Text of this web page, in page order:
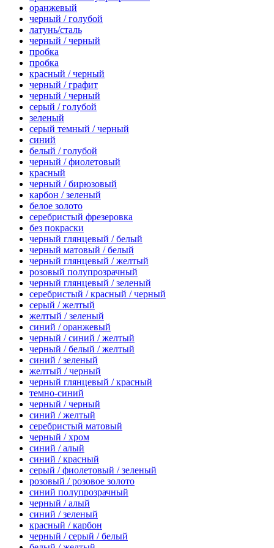
оранжевый
черный / голубой
латунь/сталь
черный / черный
пробка
пробка
красный / черный
черный / графит
черный / черный
серый / голубой
зеленый
серый темный / черный
синий
белый / голубой
черный / фиолетовый
красный
черный / бирюзовый
карбон / зеленый
белое золото
серебристый фрезеровка
без покраски
черный глянцевый / белый
черный матовый / белый
черный глянцевый / желтый
розовый полупрозрачный
черный глянцевый / зеленый
серебристый / красный / черный
серый / желтый
желтый / зеленый
синий / оранжевый
черный / синий / желтый
черный / белый / желтый
синий / зеленый
желтый / черный
черный глянцевый / красный
темно-синий
черный / черный
синий / желтый
серебристый матовый
черный / хром
синий / алый
синий / красный
серый / фиолетовый / зеленый
розовый / розовое золото
синий полупрозрачный
черный / алый
синий / зеленый
красный / карбон
черный / серый / белый